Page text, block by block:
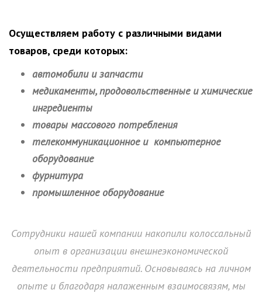
Осуществляем работу с различными видами
товаров, среди которых:
автомобили и запчасти
медикаменты, продовольственные и химические
ингредиенты
товары массового потребления
телекоммуникационное и компьютерное
оборудование
фурнитура
промышленное оборудование
Сотрудники нашей компании накопили колоссальный
опыт в организации внешнеэкономической
деятельности предприятий. Основываясь на личном
опыте и благодаря налаженным взаимосвязям, мы